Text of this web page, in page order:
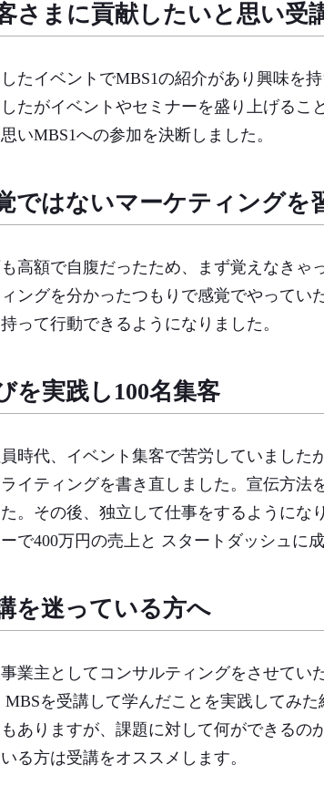
さまに貢献したいと思い受
たイベントでMBS1の紹介があり興味を
たがイベントやセミナーを盛り上げるこ
いMBS1への参加を決断しました。
ではないマーケティングを
高額で自腹だったため、まず覚えなきゃ
ングを分かったつもりで感覚でやってい
って行動できるようになりました。
を実践し100名集客
時代、イベント集客で苦労していました
イティングを書き直しました。宣伝方
。その後、独立して仕事をするようにな
で400万円の売上と スタートダッシュに
を迷っている方へ
業主としてコンサルティングをさせてい
MBSを受講して学んだことを実践してみ
ありますが、課題に対して何ができる
る方は受講をオススメします。